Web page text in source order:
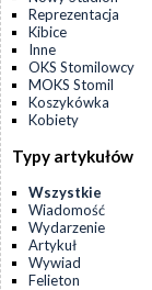
Reprezentacja
Kibice
Inne
OKS Stomilowcy
MOKS Stomil
Koszykówka
Kobiety
Typy artykułów
Wszystkie
Wiadomość
Wydarzenie
Artykuł
Wywiad
Felieton